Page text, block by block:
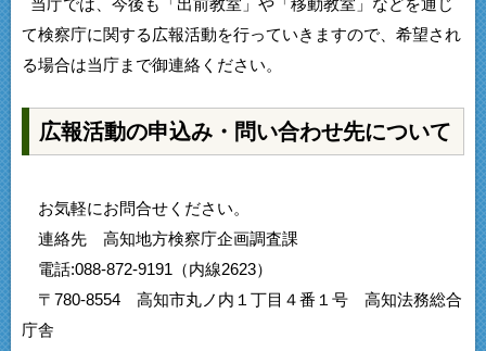
当庁では、今後も「出前教室」や「移動教室」などを通じ
て検察庁に関する広報活動を行っていきますので、希望され
る場合は当庁まで御連絡ください。
広報活動の申込み・問い合わせ先について
お気軽にお問合せください。
連絡先 高知地方検察庁企画調査課
電話:088-872-9191（内線2623）
〒780-8554 高知市丸ノ内１丁目４番１号 高知法務総合
庁舎